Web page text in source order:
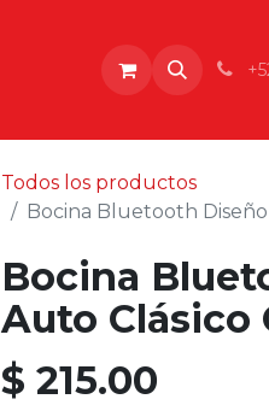
Todos los productos
Bocina Bluetooth
Bocina
Auto Clásico
$ 215.00